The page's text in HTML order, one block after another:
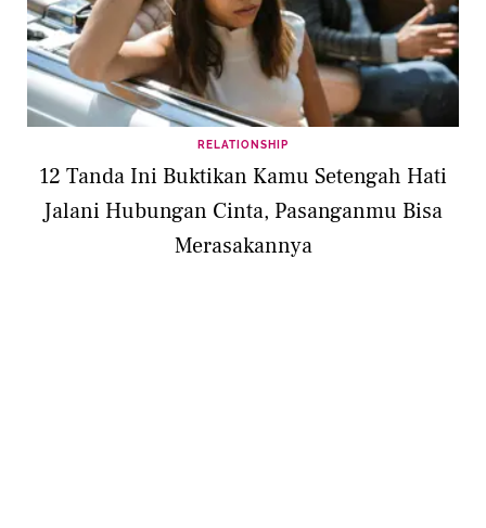
RELATIONSHIP
12 Tanda Ini Buktikan Kamu Setengah Hati
Jalani Hubungan Cinta, Pasanganmu Bisa
Merasakannya